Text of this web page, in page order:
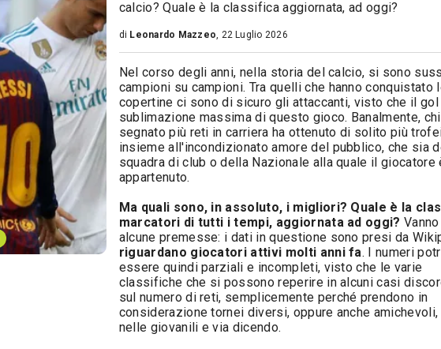
calcio? Quale è la classifica aggiornata, ad oggi?
di Leonardo Mazzeo, 22 Luglio 2026
Nel corso degli anni, nella storia del calcio, si sono
campioni su campioni. Tra quelli che hanno conquistato
copertine ci sono di sicuro gli attaccanti, visto che il gol
sublimazione massima di questo gioco. Banalmente,
segnato più reti in carriera ha ottenuto di solito più
insieme all'incondizionato amore del pubblico, che sia
squadra di club o della Nazionale alla quale il giocatore
appartenuto.
Ma quali sono, in assoluto, i migliori? Quale è la
marcatori di tutti i tempi, aggiornata ad oggi?
alcune premesse: i dati in questione sono presi da
riguardano giocatori attivi molti anni fa. I numeri
essere quindi parziali e incompleti, visto che le varie
classifiche che si possono reperire in alcuni casi
sul numero di reti, semplicemente perché prendono in
considerazione tornei diversi, oppure anche
nelle giovanili e via dicendo.